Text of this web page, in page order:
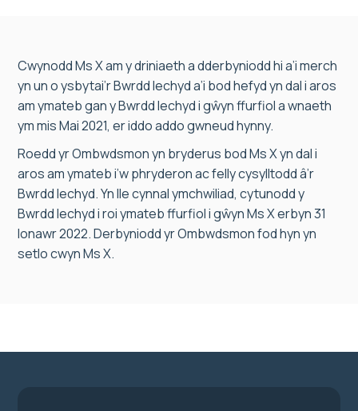
Cwynodd Ms X am y driniaeth a dderbyniodd hi a’i merch
yn un o ysbytai’r Bwrdd Iechyd a’i bod hefyd yn dal i aros
am ymateb gan y Bwrdd Iechyd i gŵyn ffurfiol a wnaeth
ym mis Mai 2021, er iddo addo gwneud hynny.
Roedd yr Ombwdsmon yn bryderus bod Ms X yn dal i
aros am ymateb i’w phryderon ac felly cysylltodd â’r
Bwrdd Iechyd. Yn lle cynnal ymchwiliad, cytunodd y
Bwrdd Iechyd i roi ymateb ffurfiol i gŵyn Ms X erbyn 31
Ionawr 2022. Derbyniodd yr Ombwdsmon fod hyn yn
setlo cwyn Ms X.